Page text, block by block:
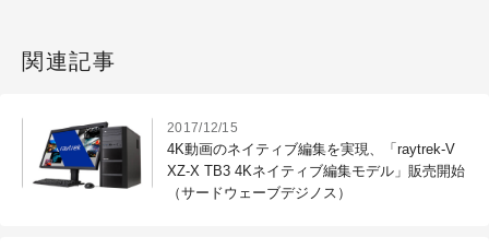
関連記事
2017/12/15
4K動画のネイティブ編集を実現、「raytrek-V
XZ-X TB3 4Kネイティブ編集モデル」販売開始
（サードウェーブデジノス）